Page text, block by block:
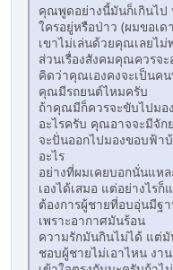
คุณพูดอย่างนี้มันก็เกินไป
ใครอยู่หรือป่าว (ผมขอเ
เขาไม่เล่นด้วยคุณเลยไม่
ส่วนเรื่องสังคมคุณควรจ
คิดว่าคุณเองคงจะเป็นค
คุณมีรถยนต์ไหมครับ
ถ้าคุณมีก็ควรจะขับไปมอ
อะไรครับ คุณอาจจะมีจั
จะปั่นออกไปมองขอบฟ้า
อะไร
อย่างที่ผมเคยบอกนั่นแห
เองได้เสมอ แต่อย่างไร
ต้องการผู้ชายที่อบอุ่นมีฐ
เพราะอากาศมันร้อน
ความรักมันกินไม่ได้ แต่
ชอบผู้ชายไม่เอาไหน งา